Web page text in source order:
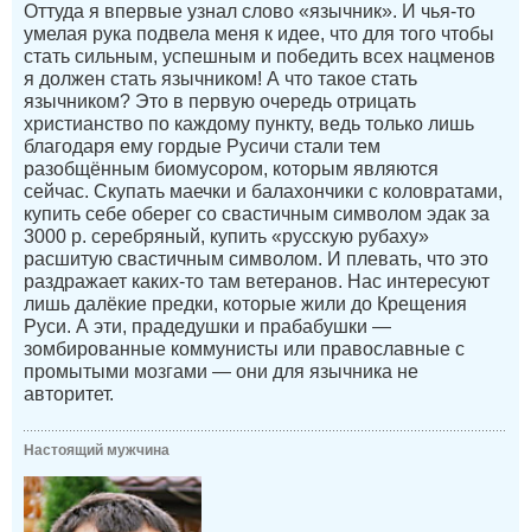
Оттуда я впервые узнал слово «язычник». И чья-то
умелая рука подвела меня к идее, что для того чтобы
стать сильным, успешным и победить всех нацменов
я должен стать язычником! А что такое стать
язычником? Это в первую очередь отрицать
христианство по каждому пункту, ведь только лишь
благодаря ему гордые Русичи стали тем
разобщённым биомусором, которым являются
сейчас. Скупать маечки и балахончики с коловратами,
купить себе оберег со свастичным символом эдак за
3000 р. серебряный, купить «русскую рубаху»
расшитую свастичным символом. И плевать, что это
раздражает каких-то там ветеранов. Нас интересуют
лишь далёкие предки, которые жили до Крещения
Руси. А эти, прадедушки и прабабушки —
зомбированные коммунисты или православные с
промытыми мозгами — они для язычника не
авторитет.
Настоящий мужчина